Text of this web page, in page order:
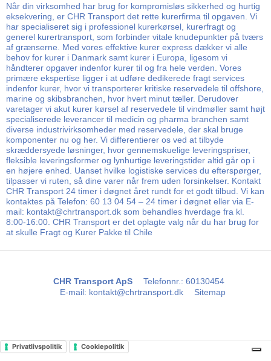
Når din virksomhed har brug for kompromisløs sikkerhed og hurtig
eksekvering, er CHR Transport det rette kurerfirma til opgaven. Vi
har specialiseret sig i professionel kurerkørsel, kurerfragt og
generel kurertransport, som forbinder vitale knudepunkter på tværs
af grænserne. Med vores effektive kurer express dækker vi alle
behov for kurer i Danmark samt kurer i Europa, ligesom vi
håndterer opgaver indenfor kurer til og fra hele verden. Vores
primære ekspertise ligger i at udføre dedikerede fragt services
indenfor kurer, hvor vi transporterer kritiske reservedele til offshore,
marine og skibsbranchen, hvor hvert minut tæller. Derudover
varetager vi akut kurer kørsel af reservedele til vindmøller samt højt
specialiserede leverancer til medicin og pharma branchen samt
diverse industrivirksomheder med reservedele, der skal bruge
komponenter nu og her. Vi differentierer os ved at tilbyde
skræddersyede løsninger, hvor gennemskuelige leveringspriser,
fleksible leveringsformer og lynhurtige leveringstider altid går op i
en højere enhed. Uanset hvilke logistiske services du efterspørger,
tilpasser vi ruten, så dine varer når frem uden forsinkelser. Kontakt
CHR Transport 24 timer i døgnet året rundt for et godt tilbud. Vi kan
kontaktes på Telefon: 60 13 04 54 – 24 timer i døgnet eller via E-
mail: kontakt@chrtransport.dk som behandles hverdage fra kl.
8:00-16:00. CHR Transport er det oplagte valg når du har brug for
at skulle Fragt og Kurer Pakke til Chile
CHR Transport ApS Telefonnr.: 60130454
E-mail: kontakt@chrtransport.dk Sitemap
Privatlivspolitik Cookiepolitik